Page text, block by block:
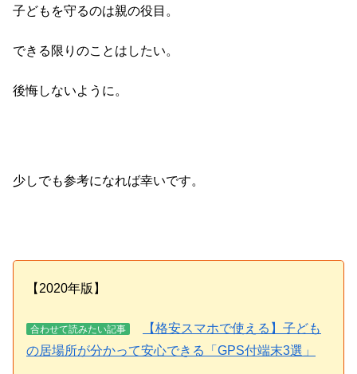
子どもを守るのは親の役目。
できる限りのことはしたい。
後悔しないように。
少しでも参考になれば幸いです。
【2020年版】
合わせて読みたい記事
【格安スマホで使える】子ども
の居場所が分かって安心できる「GPS付端末3選」